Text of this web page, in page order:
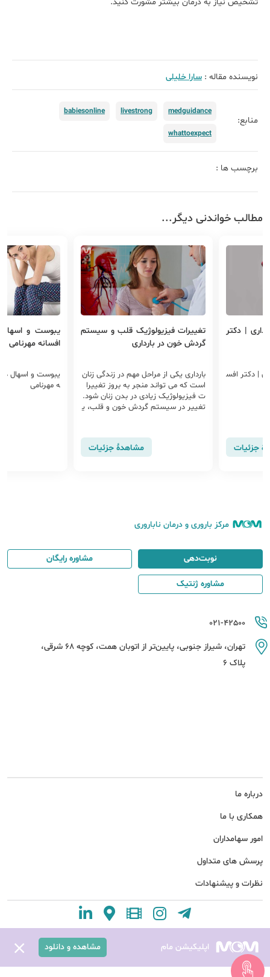
نویسنده مقاله : سارا خلیلی
منابع:
medguidance
livestrong
babiesonline
whattoexpect
برچسب ها :
مطالب خواندنی دیگر...
| دکتر
| دکتر افس
جزئیات
تغییرات فیزیولوژیک قلب و سیستم
گردش خون در بارداری
بارداری یکی از مراحل مهم در زندگی زنان
است که می تواند منجر به بروز تغییرا
ت فیزیولوژیک زیادی در بدن زنان شود.
تغییر در سیستم گردش خون و قلب، ی
ری قلبی جدید یا عود مجدد مشکلات قل
مشاهدهٔ جزئیات
یبوست و اسهال
افسانه مهرنامی
یبوست و اسهال در
ه مهرنامی
مرکز باروری و درمان ناباروری
درباره ما
همکاری با ما
امور سهامداران
پرسش های متداول
نظرات و پیشنهادات
021-42500
تهران، شیراز جنوبی، پایین‌تر از اتوبان همت، کوچه 68 شرقی،
پلاک 6
نوبت‌دهی مشاوره رایگان
مشاوره ژنتیک
اپلیکیشن مام مشاهده و دانلود